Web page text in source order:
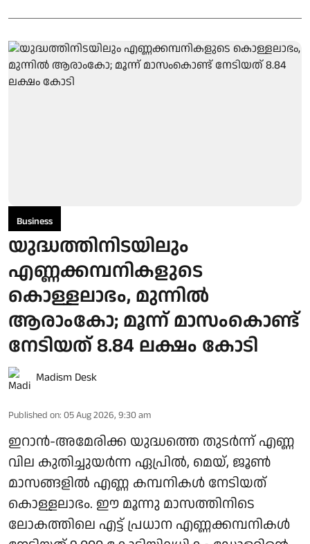
Business
യുദ്ധത്തിനിടയിലും
എണ്ണക്കമ്പനികളുടെ
കൊള്ളലാഭം, മുന്നില്‍
ആരാംകോ; മൂന്ന് മാസംകൊണ്ട്
നേടിയത് 8.84 ലക്ഷം കോടി
Madism Desk
Published on: 05 Aug 2026, 9:30 am
ഇറാന്‍-അമേരിക്ക യുദ്ധത്തെ തുടര്‍ന്ന് എണ്ണ
വില കുതിച്ചുയര്‍ന്ന ഏപ്രില്‍, മെയ്, ജൂണ്‍
മാസങ്ങളില്‍ എണ്ണ കമ്പനികള്‍ നേടിയത്
കൊള്ളലാഭം. ഈ മൂന്നു മാസത്തിനിടെ
ലോകത്തിലെ എട്ട് പ്രധാന എണ്ണക്കമ്പനികള്‍